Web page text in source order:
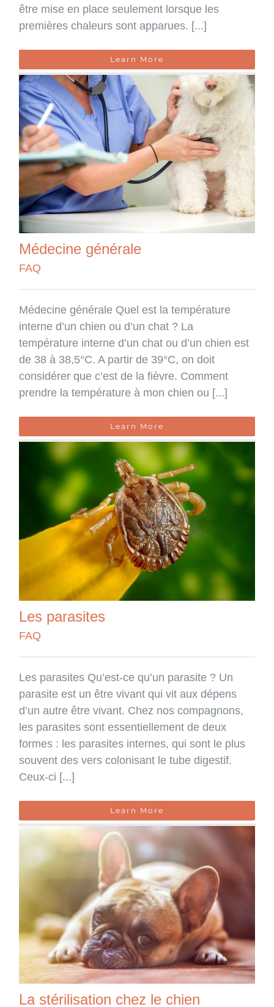
être mise en place seulement lorsque les
premières chaleurs sont apparues. [...]
Learn More
Médecine générale
FAQ
Médecine générale Quel est la température
interne d’un chien ou d’un chat ? La
température interne d’un chat ou d’un chien est
de 38 à 38,5°C. A partir de 39°C, on doit
considérer que c’est de la fièvre. Comment
prendre la température à mon chien ou [...]
Learn More
Les parasites
FAQ
Les parasites Qu’est-ce qu’un parasite ? Un
parasite est un être vivant qui vit aux dépens
d’un autre être vivant. Chez nos compagnons,
les parasites sont essentiellement de deux
formes : les parasites internes, qui sont le plus
souvent des vers colonisant le tube digestif.
Ceux-ci [...]
Learn More
La stérilisation chez le chien